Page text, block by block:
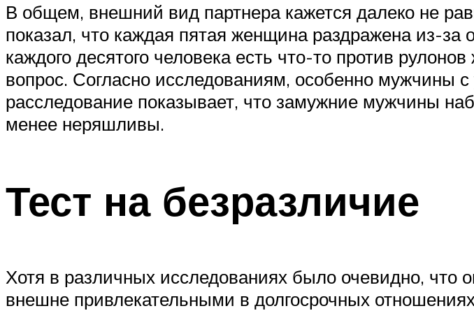
В общем, внешний вид партнера кажется далеко не
показал, что каждая пятая женщина раздражена из-за
каждого десятого человека есть что-то против
вопрос. Согласно исследованиям, особенно мужчины
расследование показывает, что замужние мужчины
менее неряшливы.
Тест на безразличие
Хотя в различных исследованиях было очевидно, что
внешне привлекательными в долгосрочных